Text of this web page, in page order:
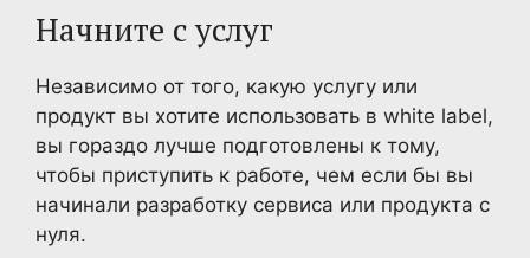
Начните с услуг
Независимо от того, какую услугу или
продукт вы хотите использовать в white label,
вы гораздо лучше подготовлены к тому,
чтобы приступить к работе, чем если бы вы
начинали разработку сервиса или продукта с
нуля.